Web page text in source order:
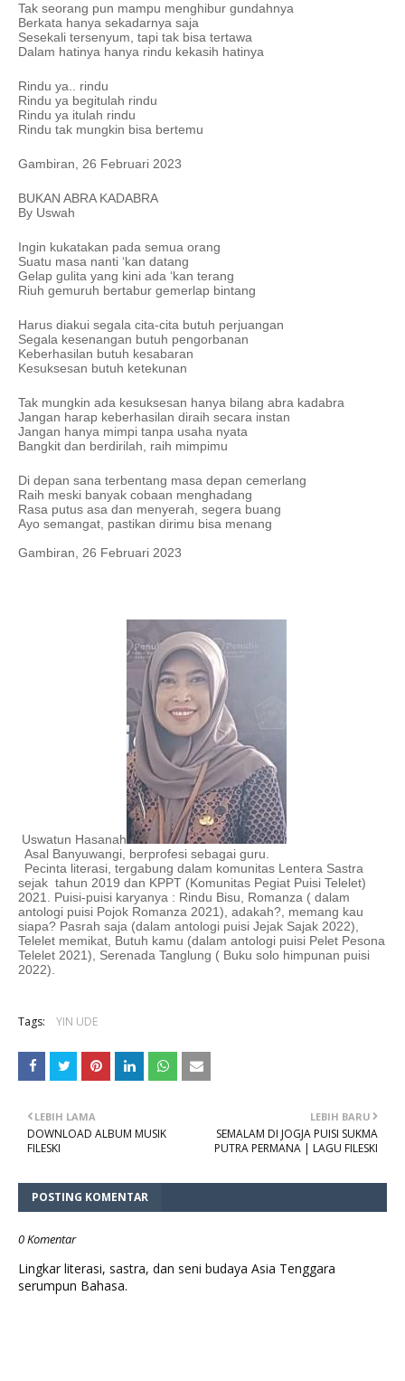
Tak seorang pun mampu menghibur gundahnya
Berkata hanya sekadarnya saja
Sesekali tersenyum, tapi tak bisa tertawa
Dalam hatinya hanya rindu kekasih hatinya
Rindu ya.. rindu
Rindu ya begitulah rindu
Rindu ya itulah rindu
Rindu tak mungkin bisa bertemu
Gambiran, 26 Februari 2023
BUKAN ABRA KADABRA
By Uswah
Ingin kukatakan pada semua orang
Suatu masa nanti ‘kan datang
Gelap gulita yang kini ada ‘kan terang
Riuh gemuruh bertabur gemerlap bintang
Harus diakui segala cita-cita butuh perjuangan
Segala kesenangan butuh pengorbanan
Keberhasilan butuh kesabaran
Kesuksesan butuh ketekunan
Tak mungkin ada kesuksesan hanya bilang abra kadabra
Jangan harap keberhasilan diraih secara instan
Jangan hanya mimpi tanpa usaha nyata
Bangkit dan berdirilah, raih mimpimu
Di depan sana terbentang masa depan cemerlang
Raih meski banyak cobaan menghadang
Rasa putus asa dan menyerah, segera buang
Ayo semangat, pastikan dirimu bisa menang
Gambiran, 26 Februari 2023
Uswatun Hasanah
Asal Banyuwangi, berprofesi sebagai guru.
Pecinta literasi, tergabung dalam komunitas Lentera Sastra
sejak  tahun 2019 dan KPPT (Komunitas Pegiat Puisi Telelet)
2021. Puisi-puisi karyanya : Rindu Bisu, Romanza ( dalam
antologi puisi Pojok Romanza 2021), adakah?, memang kau
siapa? Pasrah saja (dalam antologi puisi Jejak Sajak 2022),
Telelet memikat, Butuh kamu (dalam antologi puisi Pelet Pesona
Telelet 2021), Serenada Tanglung ( Buku solo himpunan puisi
2022).
Tags: YIN UDE
LEBIH BARU
SEMALAM DI JOGJA PUISI SUKMA
PUTRA PERMANA | LAGU FILESKI
LEBIH LAMA
DOWNLOAD ALBUM MUSIK
FILESKI
POSTING KOMENTAR
0 Komentar
Lingkar literasi, sastra, dan seni budaya Asia Tenggara
serumpun Bahasa.